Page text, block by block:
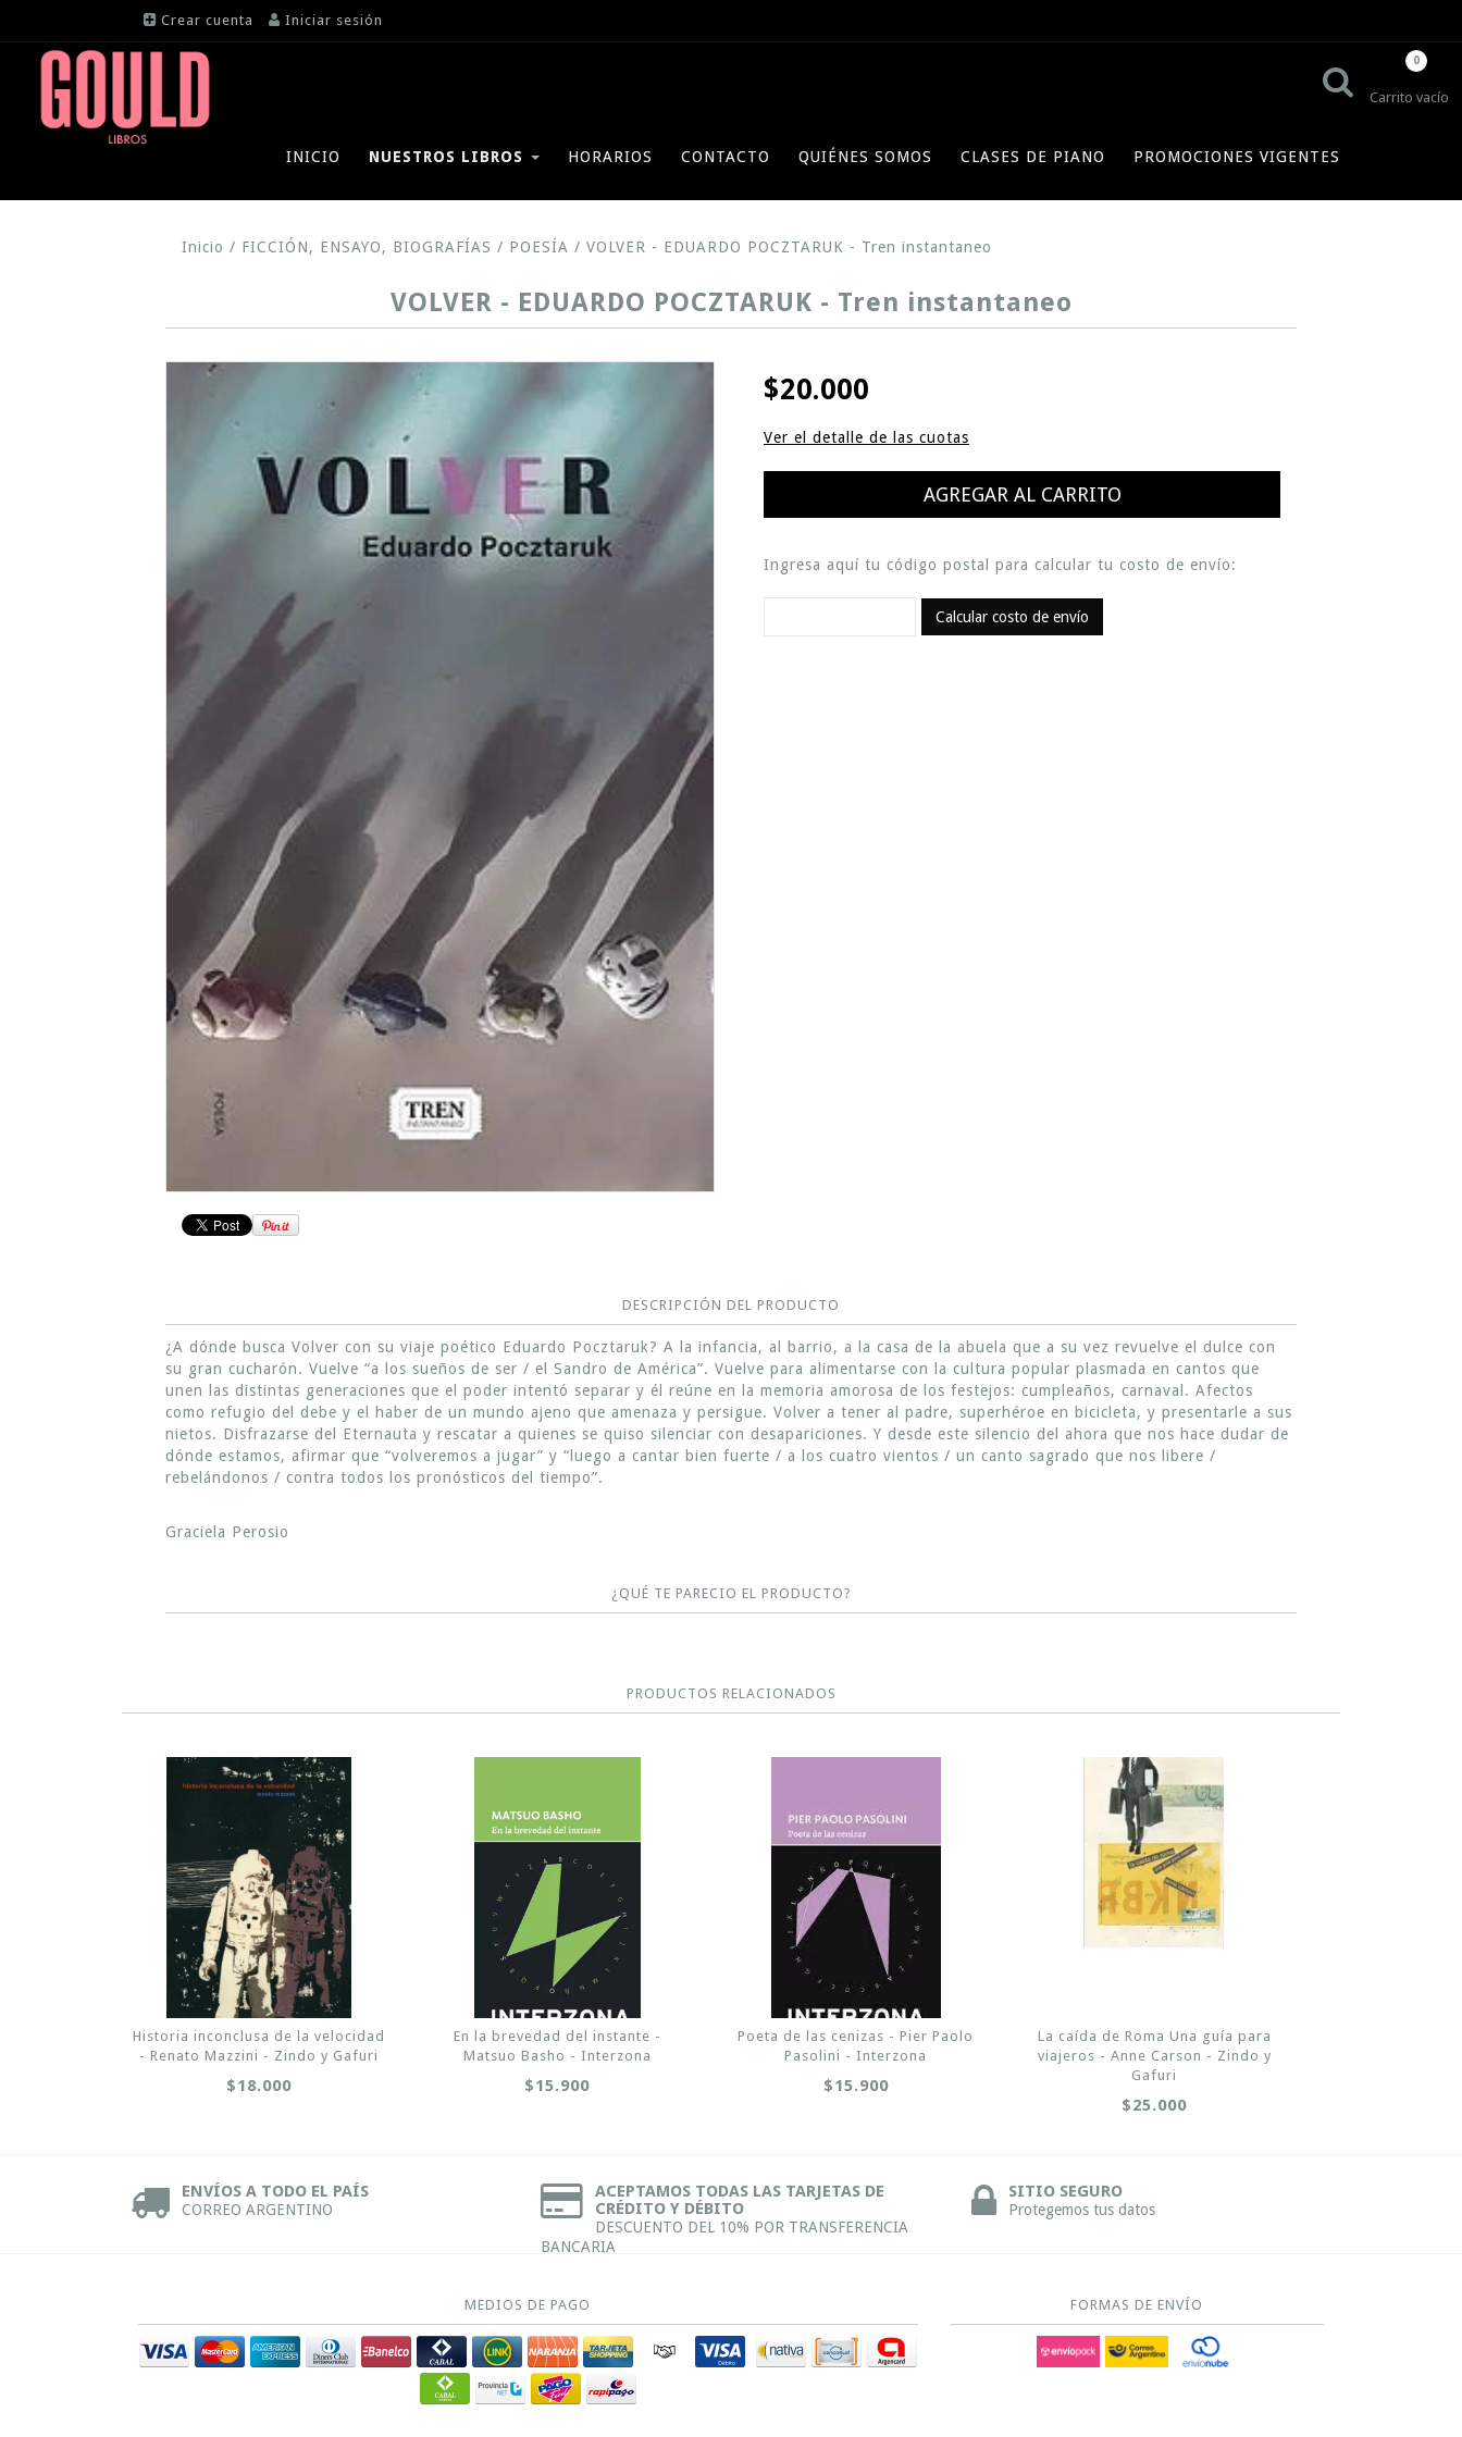
Crear cuenta Iniciar sesión
Carrito vacío
0
INICIO NUESTROS LIBROS HORARIOS CONTACTO QUIÉNES SOMOS CLASES DE PIANO PROMOCIONES VIGENTES
Inicio / FICCIÓN, ENSAYO, BIOGRAFÍAS / POESÍA / VOLVER - EDUARDO POCZTARUK - Tren instantaneo
VOLVER - EDUARDO POCZTARUK - Tren instantaneo
$20.000
Ver el detalle de las cuotas
Ingresa aquí tu código postal para calcular tu costo de envío:
Calcular costo de envío
DESCRIPCIÓN DEL PRODUCTO
¿A dónde busca Volver con su viaje poético Eduardo Pocztaruk? A la infancia, al barrio, a la casa de la abuela que a su vez revuelve el dulce con
su gran cucharón. Vuelve “a los sueños de ser / el Sandro de América”. Vuelve para alimentarse con la cultura popular plasmada en cantos que
unen las distintas generaciones que el poder intentó separar y él reúne en la memoria amorosa de los festejos: cumpleaños, carnaval. Afectos
como refugio del debe y el haber de un mundo ajeno que amenaza y persigue. Volver a tener al padre, superhéroe en bicicleta, y presentarle a sus
nietos. Disfrazarse del Eternauta y rescatar a quienes se quiso silenciar con desapariciones. Y desde este silencio del ahora que nos hace dudar de
dónde estamos, afirmar que “volveremos a jugar” y “luego a cantar bien fuerte / a los cuatro vientos / un canto sagrado que nos libere /
rebelándonos / contra todos los pronósticos del tiempo”.
Graciela Perosio
¿QUÉ TE PARECIO EL PRODUCTO?
PRODUCTOS RELACIONADOS
Historia inconclusa de la velocidad
- Renato Mazzini - Zindo y Gafuri
$18.000
En la brevedad del instante -
Matsuo Basho - Interzona
$15.900
Poeta de las cenizas - Pier Paolo
Pasolini - Interzona
$15.900
La caída de Roma Una guía para
viajeros - Anne Carson - Zindo y
Gafuri
$25.000
ENVÍOS A TODO EL PAÍS
CORREO ARGENTINO
ACEPTAMOS TODAS LAS TARJETAS DE
CRÉDITO Y DÉBITO
DESCUENTO DEL 10% POR TRANSFERENCIA
BANCARIA
SITIO SEGURO
Protegemos tus datos
MEDIOS DE PAGO FORMAS DE ENVÍO